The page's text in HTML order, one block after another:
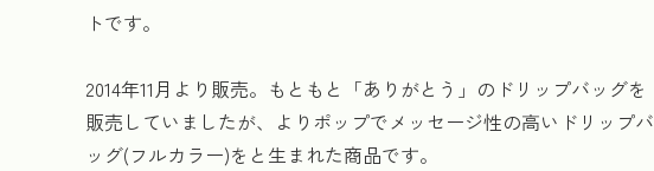
トです。
2014年11月より販売。もともと「ありがとう」のドリップバッグを
販売していましたが、よりポップでメッセージ性の高いドリップバ
ッグ(フルカラー)をと生まれた商品です。